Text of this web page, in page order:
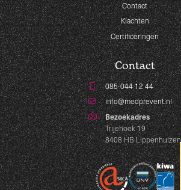
Contact
Klachten
Certificeringen
Contact
085-044 12 44
info@medprevent.nl
Bezoekadres
Trijehoek 19
8408 HB Lippenhuizen